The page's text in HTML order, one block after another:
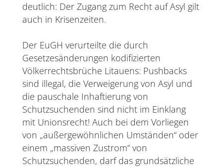
deutlich: Der Zugang zum Recht auf Asyl gilt
auch in Krisenzeiten.
Der EuGH verurteilte die durch
Gesetzesänderungen kodifizierten
Völkerrechtsbrüche Litauens: Pushbacks
sind illegal, die Verweigerung von Asyl und
die pauschale Inhaftierung von
Schutzsuchenden sind nicht im Einklang
mit Unionsrecht! Auch bei dem Vorliegen
von „außergewöhnlichen Umständen“ oder
einem „massiven Zustrom“ von
Schutzsuchenden, darf das grundsätzliche